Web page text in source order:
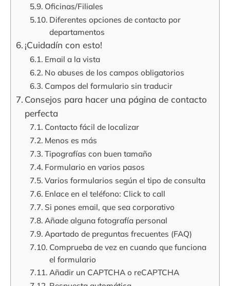
Oficinas/Filiales
Diferentes opciones de contacto por
departamentos
¡Cuidadín con esto!
Email a la vista
No abuses de los campos obligatorios
Campos del formulario sin traducir
Consejos para hacer una página de contacto
perfecta
Contacto fácil de localizar
Menos es más
Tipografías con buen tamaño
Formulario en varios pasos
Varios formularios según el tipo de consulta
Enlace en el teléfono: Click to call
Si pones email, que sea corporativo
Añade alguna fotografía personal
Apartado de preguntas frecuentes (FAQ)
Comprueba de vez en cuando que funciona
el formulario
Añadir un CAPTCHA o reCAPTCHA